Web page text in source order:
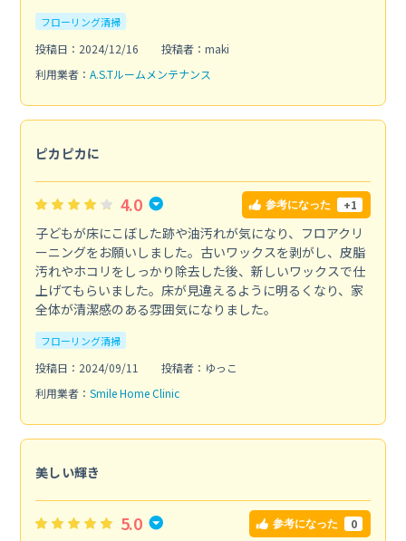
フローリング清掃
投稿日：2024/12/16
投稿者：maki
利用業者： A.S.Tルームメンテナンス
ピカピカに
4.0 参考になった +1
子どもが床にこぼした跡や油汚れが気になり、フロアクリ
ーニングをお願いしました。古いワックスを剥がし、皮脂
汚れやホコリをしっかり除去した後、新しいワックスで仕
上げてもらいました。床が見違えるように明るくなり、家
全体が清潔感のある雰囲気になりました。
フローリング清掃
投稿日：2024/09/11
投稿者：ゆっこ
利用業者： Smile Home Clinic
美しい輝き
5.0 参考になった 0